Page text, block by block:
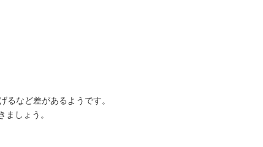
など差があるようです。
しょう。